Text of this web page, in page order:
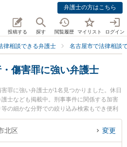
弁護士の方はこちら
投稿する 探す 閲覧履歴 マイリスト ログイン
律相談できる弁護士 名古屋市で法律相談
傷害罪に強い弁護士
罪に強い弁護士が1名見つかりました。休日
士なども掲載中。刑事事件に関係する加害
の細かな分野での絞り込み検索もでき便利
平弁護士のプロフィール情報や弁護士費用、
古屋市北区で土日や夜間に発生した暴行・
北区 変更